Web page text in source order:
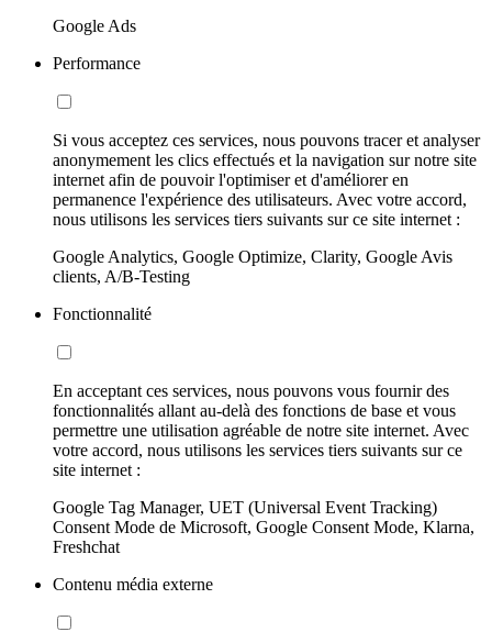
Google Ads
Performance
Si vous acceptez ces services, nous pouvons tracer et analyser
anonymement les clics effectués et la navigation sur notre site
internet afin de pouvoir l'optimiser et d'améliorer en
permanence l'expérience des utilisateurs. Avec votre accord,
nous utilisons les services tiers suivants sur ce site internet :
Google Analytics, Google Optimize, Clarity, Google Avis
clients, A/B-Testing
Fonctionnalité
En acceptant ces services, nous pouvons vous fournir des
fonctionnalités allant au-delà des fonctions de base et vous
permettre une utilisation agréable de notre site internet. Avec
votre accord, nous utilisons les services tiers suivants sur ce
site internet :
Google Tag Manager, UET (Universal Event Tracking)
Consent Mode de Microsoft, Google Consent Mode, Klarna,
Freshchat
Contenu média externe